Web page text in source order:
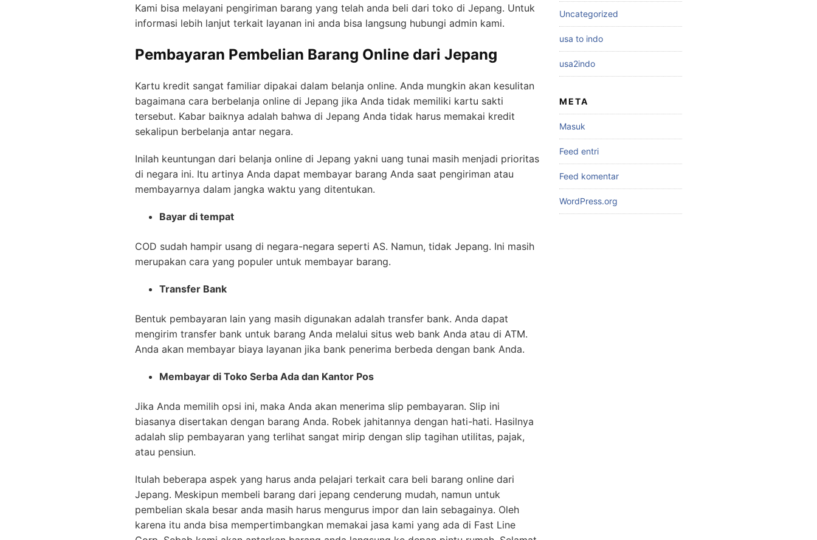
Kami bisa melayani pengiriman barang yang telah anda beli dari toko di Jepang. Untuk
informasi lebih lanjut terkait layanan ini anda bisa langsung hubungi admin kami.
Pembayaran Pembelian Barang Online dari Jepang
Kartu kredit sangat familiar dipakai dalam belanja online. Anda mungkin akan kesulitan
bagaimana cara berbelanja online di Jepang jika Anda tidak memiliki kartu sakti
tersebut. Kabar baiknya adalah bahwa di Jepang Anda tidak harus memakai kredit
sekalipun berbelanja antar negara.
Inilah keuntungan dari belanja online di Jepang yakni uang tunai masih menjadi prioritas
di negara ini. Itu artinya Anda dapat membayar barang Anda saat pengiriman atau
membayarnya dalam jangka waktu yang ditentukan.
Bayar di tempat
COD sudah hampir usang di negara-negara seperti AS. Namun, tidak Jepang. Ini masih
merupakan cara yang populer untuk membayar barang.
Transfer Bank
Bentuk pembayaran lain yang masih digunakan adalah transfer bank. Anda dapat
mengirim transfer bank untuk barang Anda melalui situs web bank Anda atau di ATM.
Anda akan membayar biaya layanan jika bank penerima berbeda dengan bank Anda.
Membayar di Toko Serba Ada dan Kantor Pos
Jika Anda memilih opsi ini, maka Anda akan menerima slip pembayaran. Slip ini
biasanya disertakan dengan barang Anda. Robek jahitannya dengan hati-hati. Hasilnya
adalah slip pembayaran yang terlihat sangat mirip dengan slip tagihan utilitas, pajak,
atau pensiun.
Itulah beberapa aspek yang harus anda pelajari terkait cara beli barang online dari
Jepang. Meskipun membeli barang dari jepang cenderung mudah, namun untuk
pembelian skala besar anda masih harus mengurus impor dan lain sebagainya. Oleh
karena itu anda bisa mempertimbangkan memakai jasa kami yang ada di Fast Line
Uncategorized
usa to indo
usa2indo
META
Masuk
Feed entri
Feed komentar
WordPress.org